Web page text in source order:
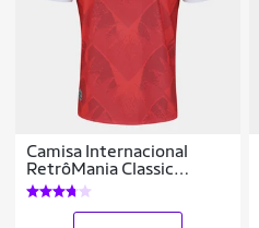
Camisa Internacional
RetrôMania Classic
Masculina